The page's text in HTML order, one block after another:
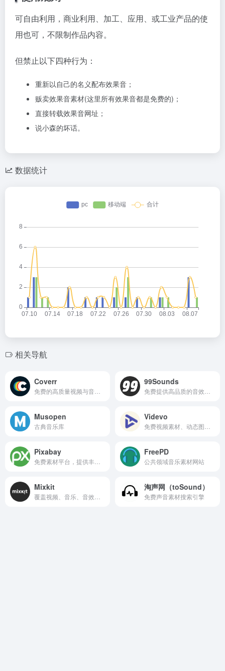
可自由利用，商业利用、加工、应用、或工业产品的使
用也可，不限制作品内容。
但禁止以下四种行为：
重新以自己的名义配布效果音；
贩卖效果音素材(这里所有效果音都是免费的)；
直接转载效果音网址；
说小森的坏话。
数据统计
相关导航
Coverr 99Sounds
Musopen
古典音乐库
Videvo
Pixabay FreePD
公共领域音乐素材网站
Mixkit 淘声网（toSound）
免费声音素材搜索引擎